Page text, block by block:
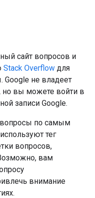
сайт вопросов и
Stack Overflow для
Google не владеет
но вы можете войти в
записи Google.
вопросы по самым
тег
вопросов,
вам
внимание